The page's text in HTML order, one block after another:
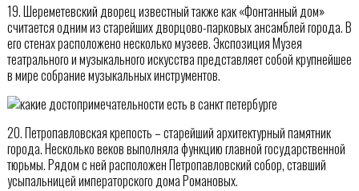
19. Шереметевский дворец известный также как «Фонтанный дом»
считается одним из старейших дворцово-парковых ансамблей города. В
его стенах расположено несколько музеев. Экспозиция Музея
театрального и музыкального искусства представляет собой крупнейшее
в мире собрание музыкальных инструментов.
20. Петропавловская крепость – старейший архитектурный памятник
города. Несколько веков выполняла функцию главной государственной
тюрьмы. Рядом с ней расположен Петропавловский собор, ставший
усыпальницей императорского дома Романовых.